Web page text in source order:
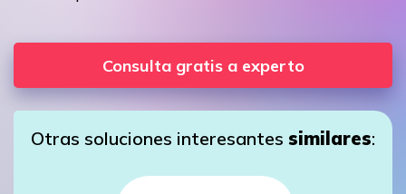
Consulta gratis a experto
Otras soluciones interesantes similares: